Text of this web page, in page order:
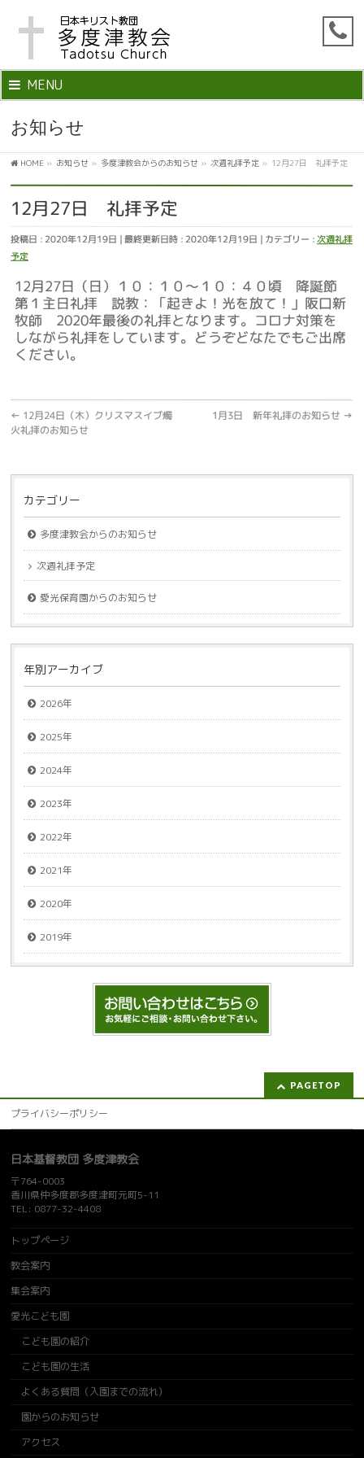
MENU
お知らせ
HOME » お知らせ » 多度津教会からのお知らせ » 次週礼拝予定 » 12月27日 礼拝予定
12月27日 礼拝予定
投稿日 : 2020年12月19日 最終更新日時 : 2020年12月19日 カテゴリー :次週礼拝
予定
12月27日（日）１０：１０～１０：４０頃 降誕節
第１主日礼拝 説教：「起きよ！光を放て！」阪口新
牧師 2020年最後の礼拝となります。コロナ対策を
しながら礼拝をしています。どうぞどなたでもご出席
ください。
← 12月24日（木）クリスマスイブ燭
火礼拝のお知らせ
1月3日 新年礼拝のお知らせ →
カテゴリー
多度津教会からのお知らせ
次週礼拝予定
愛光保育園からのお知らせ
年別アーカイブ
2026年
2025年
2024年
2023年
2022年
2021年
2020年
2019年
PAGETOP
プライバシーポリシー
日本基督教団 多度津教会
〒764-0003
香川県仲多度郡多度津町元町5-11
TEL: 0877-32-4408
トップページ
教会案内
集会案内
愛光こども園
こども園の紹介
こども園の生活
よくある質問（入園までの流れ）
園からのお知らせ
アクセス